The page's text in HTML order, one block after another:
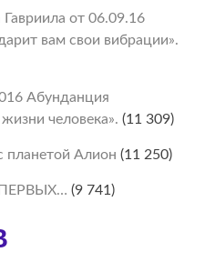
от 06.09.16
вам свои вибрации».
Абунданция
человека». (11 309)
планетой Алион (11 250)
ПЕРВЫХ… (9 741)